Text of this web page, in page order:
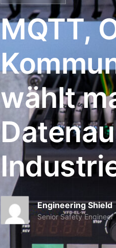
MQTT,
wählt
Engineering Shield
Senior Safety Engineer